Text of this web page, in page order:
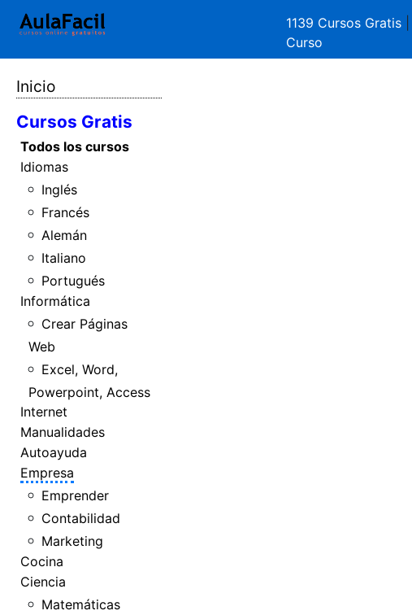
1139 Cursos Gratis
Curso
Inicio
Cursos Gratis
Todos los cursos
Idiomas
Inglés
Francés
Alemán
Italiano
Portugués
Informática
Crear Páginas
Web
Excel, Word,
Powerpoint, Access
Internet
Manualidades
Autoayuda
Empresa
Emprender
Contabilidad
Marketing
Cocina
Ciencia
Matemáticas